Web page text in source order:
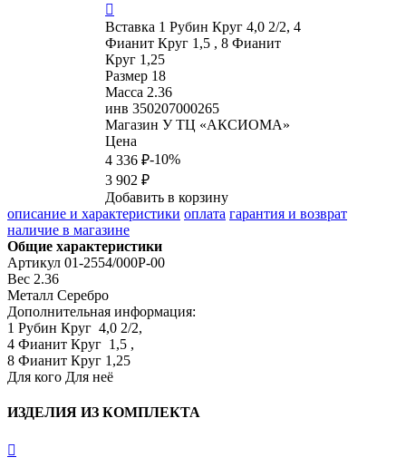

Вставка 1 Рубин Круг 4,0 2/2, 4
Фианит Круг 1,5 , 8 Фианит
Круг 1,25
Размер 18
Масса 2.36
инв 350207000265
Магазин У ТЦ «АКСИОМА»
Цена
4 336 ₽-10%
3 902 ₽
Добавить в корзину
описание и характеристики оплата гарантия и возврат
наличие в магазине
Общие характеристики
Артикул 01-2554/000Р-00
Вес 2.36
Металл Серебро
Дополнительная информация:
1 Рубин Круг  4,0 2/2,
4 Фианит Круг  1,5 ,
8 Фианит Круг 1,25
Для кого Для неё
ИЗДЕЛИЯ ИЗ КОМПЛЕКТА
